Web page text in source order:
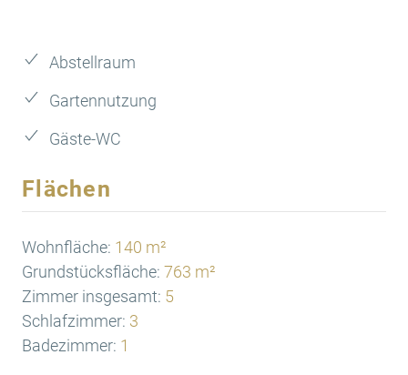
Abstellraum
Gartennutzung
Gäste-WC
Flächen
Wohnfläche: 140 m²
Grundstücksfläche: 763 m²
Zimmer insgesamt: 5
Schlafzimmer: 3
Badezimmer: 1